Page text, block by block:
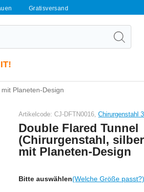
Gratisversand
Planeten-Design
Artikelcode: CJ-DFTN0016,Chirurgenstahl
Double Flared Tunnel
(Chirurgenstahl,
mit Planeten-Design
Bitte auswählen(Welche Größe passt?)